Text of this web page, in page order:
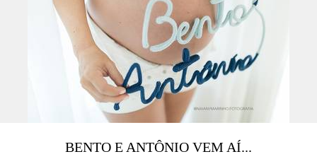
BENTO E ANTÔNIO VEM AÍ...